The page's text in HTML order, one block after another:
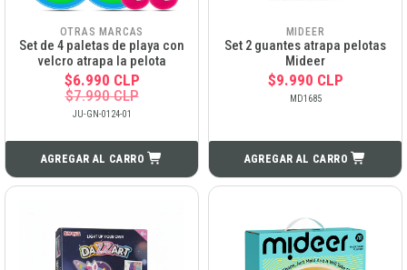
OTRAS MARCAS
Set de 4 paletas de playa con
velcro atrapa la pelota
$6.990 CLP
$7.990 CLP
JU-GN-0124-01
AGREGAR AL CARRO
MIDEER
Set 2 guantes atrapa pelotas
Mideer
$9.990 CLP
MD1685
AGREGAR AL CARRO